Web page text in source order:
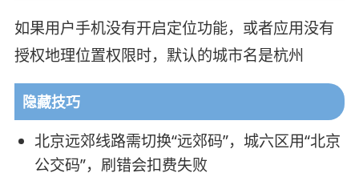
如果用户手机没有开启定位功能，或者应用没有
授权地理位置权限时，默认的城市名是杭州
隐藏技巧
北京远郊线路需切换“远郊码”，城六区用“北京
公交码”，刷错会扣费失败